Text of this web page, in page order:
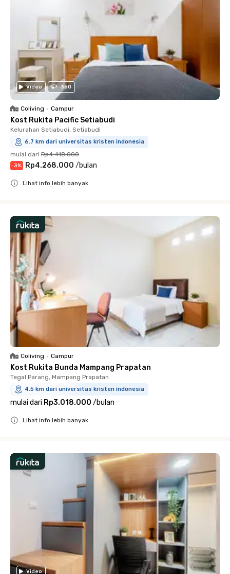
Video 360
Coliving • Campur
Kost Rukita Pacific Setiabudi
Kelurahan Setiabudi, Setiabudi
6.7 km dari universitas kristen indonesia
mulai dari Rp4.418.000
-3% Rp4.268.000 /bulan
Lihat info lebih banyak
Coliving • Campur
Kost Rukita Bunda Mampang Prapatan
Tegal Parang, Mampang Prapatan
4.5 km dari universitas kristen indonesia
mulai dari Rp3.018.000 /bulan
Lihat info lebih banyak
Video